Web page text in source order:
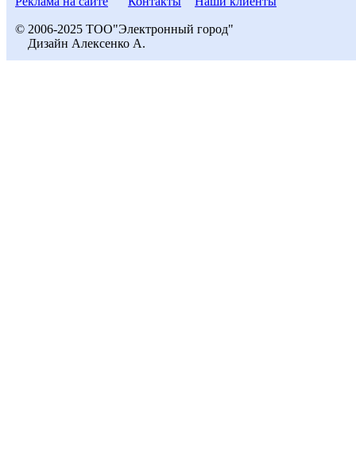
© 2006-2025 ТОО"Электронный город"
Дизайн Алексенко А.